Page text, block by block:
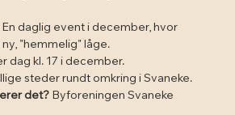
En daglig event i december, hvor
"hemmelig" låge.
dag kl. 17 i december.
steder rundt omkring i Svaneke.
det? Byforeningen Svaneke